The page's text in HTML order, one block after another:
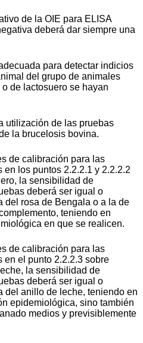
de la OIE para ELISA
deberá dar siempre una
para detectar indicios
del grupo de animales
de lactosuero se hayan
utilización de las pruebas
la brucelosis bovina.
de calibración para las
los puntos 2.2.2.1 y 2.2.2.2
la sensibilidad de
deberá ser igual o
del rosa de Bengala o a la de
teniendo en
en que se realicen.
de calibración para las
en el punto 2.2.2.3 sobre
la sensibilidad de
deberá ser igual o
del anillo de leche, teniendo en
epidemiológica, sino también
medios y previsiblemente